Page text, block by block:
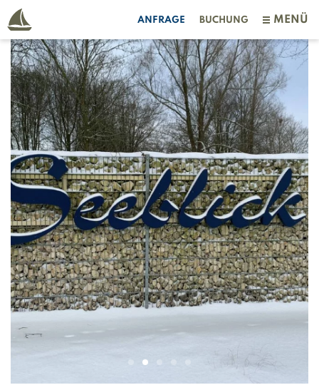
ANFRAGE BUCHUNG MENÜ